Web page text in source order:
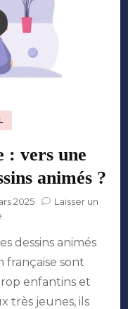
: vers une
animés ?
2025
Laisser un
jeunesse
:
une
infantilisation
dessins animés
française sont
enfantins et
très jeunes, ils